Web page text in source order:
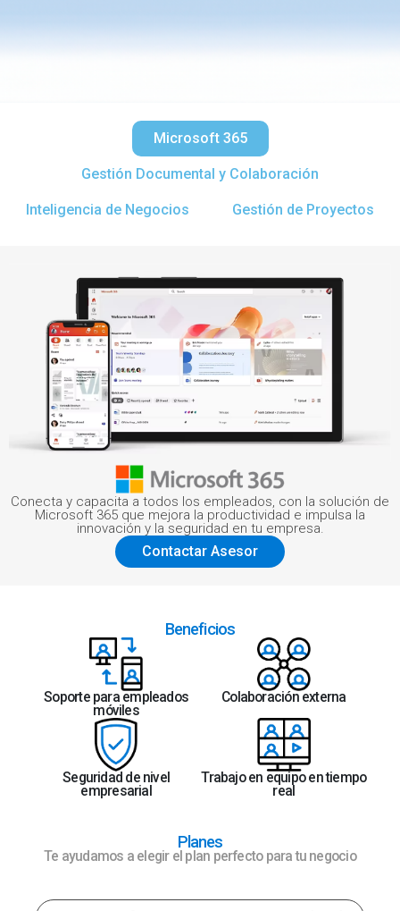
Microsoft 365
Gestión Documental y Colaboración
Inteligencia de Negocios Gestión de Proyectos
Conecta y capacita a todos los empleados, con la solución de
Microsoft 365 que mejora la productividad e impulsa la
innovación y la seguridad en tu empresa.
Contactar Asesor
Beneficios
Soporte para empleados
móviles
Colaboración externa
Seguridad de nivel
empresarial
Trabajo en equipo en tiempo
real
Planes
Te ayudamos a elegir el plan perfecto para tu negocio